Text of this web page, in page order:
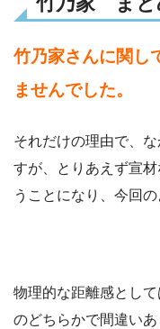
竹乃家さんに関し
ませんでした。
それだけの理由で、
すが、とりあえず宣
うことになり、今回
物理的な距離感とし
のどちらかで間違いあ